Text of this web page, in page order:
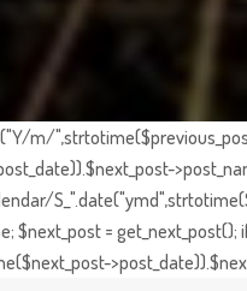
m/
$next_post =